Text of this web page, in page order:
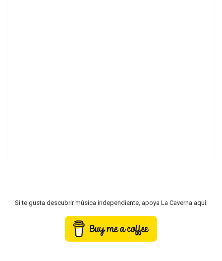
Si te gusta descubrir música independiente, apoya La Caverna aquí: